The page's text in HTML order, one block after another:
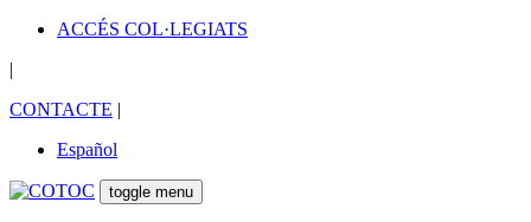
ACCÉS COL·LEGIATS
|
CONTACTE |
Español
toggle menu